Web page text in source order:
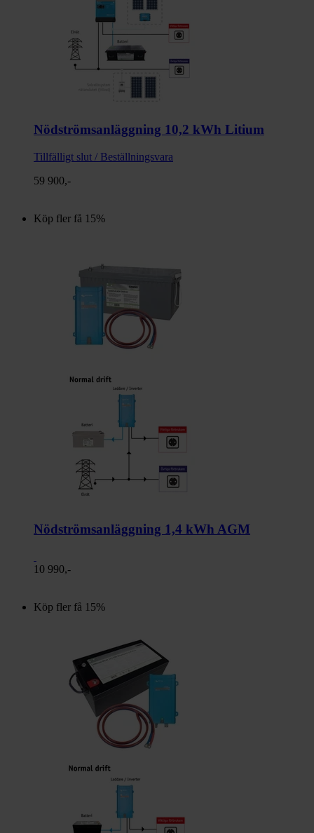
Nödströmsanläggning 10,2 kWh Litium
Tillfälligt slut / Beställningsvara
59 900,-
Köp fler få 15%
Nödströmsanläggning 1,4 kWh AGM
10 990,-
Köp fler få 15%